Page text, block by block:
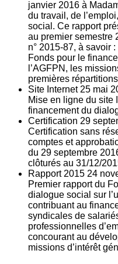
janvier 2016 à
du travail, de
social. Ce rapport
au premier semestre
n° 2015-87, à savoir
Fonds pour le
l’AGFPN, les
premières
Site Internet 25 mai
Mise en ligne du site
financement du
Certification 29
Certification sans
comptes et
du 29 septembre
clôturés au 31/12/
Rapport 2015 24
Premier rapport du
dialogue social sur
contribuant au
syndicales de
professionnelles
concourant au
missions d’intérêt